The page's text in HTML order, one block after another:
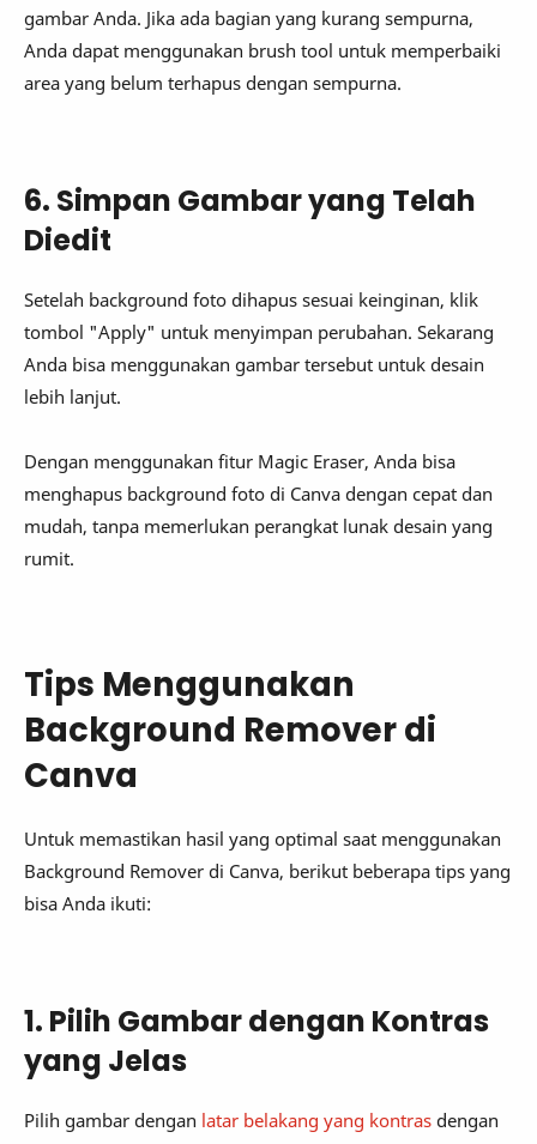
gambar Anda. Jika ada bagian yang kurang sempurna,
Anda dapat menggunakan brush tool untuk memperbaiki
area yang belum terhapus dengan sempurna.
6. Simpan Gambar yang Telah
Diedit
Setelah background foto dihapus sesuai keinginan, klik
tombol "Apply" untuk menyimpan perubahan. Sekarang
Anda bisa menggunakan gambar tersebut untuk desain
lebih lanjut.
Dengan menggunakan fitur Magic Eraser, Anda bisa
menghapus background foto di Canva dengan cepat dan
mudah, tanpa memerlukan perangkat lunak desain yang
rumit.
Tips Menggunakan
Background Remover di
Canva
Untuk memastikan hasil yang optimal saat menggunakan
Background Remover di Canva, berikut beberapa tips yang
bisa Anda ikuti:
1. Pilih Gambar dengan Kontras
yang Jelas
Pilih gambar dengan latar belakang yang kontras dengan